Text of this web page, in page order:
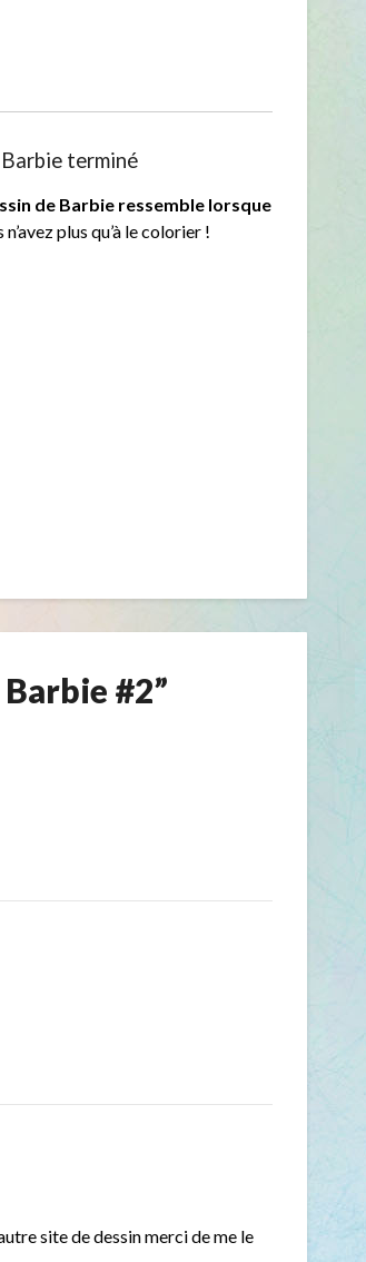
terminé
de Barbie ressemble lorsque
n’avez plus qu’à le colorier !
#2”
site de dessin merci de me le